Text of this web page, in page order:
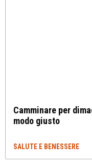
Camminare per
modo giusto
SALUTE E BENESSERE